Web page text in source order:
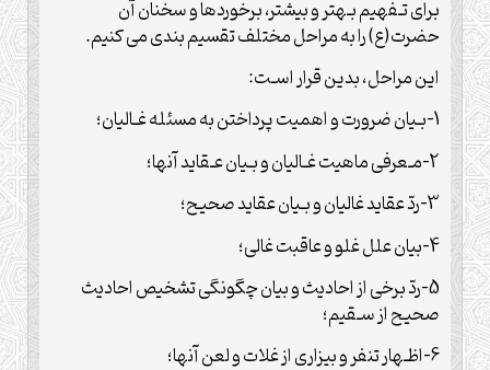
برای تـفهیم بـهتر و بیشتر، برخوردها و سخنان آن
حضرت(ع) را به مراحل مختلف تقسیم بندی می کنیم.
این مراحل، بدین قرار اسـت:
1-بـیان ضرورت و اهمیت پرداختن به مسئله غـالیان؛
2-مـعرفی ماهیت غـالیان و بـیان عـقاید آنها؛
3-ردّ عقاید غالیان و بـیان عقاید صحیح؛
4-بیان علل غلو و عاقبت غالی؛
5-ردّ برخی از احادیث و بیان چگونگی تشخیص احادیث
صحیح از سـقیم؛
6-اظـهار تنفر و بیزاری از غلات و لعن آنها؛